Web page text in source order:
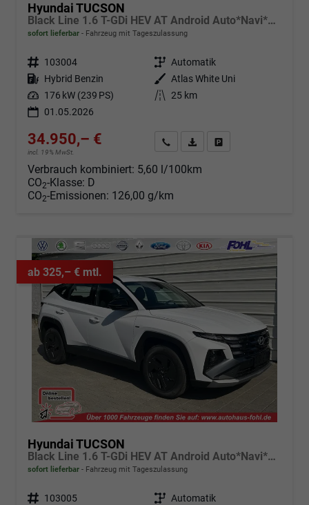
Hyundai TUCSON
Black Line 1.6 T-GDi HEV AT Android Auto*Navi*SHZ*Kamera*2Z Klimaauto*
sofort lieferbar Fahrzeug mit Tageszulassung
Fahrzeugnr. 103004 Getriebe Automatik
Kraftstoff Hybrid Benzin Außenfarbe Atlas White Uni
Leistung 176 kW (239 PS) Kilometerstand 25 km
01.05.2026
34.950,– €
incl. 19% MwSt.
Angebot anfordern
Fahrzeugexpose (PDF)
Verbrauch kombiniert: 5,60 l/100km
CO2-Klasse: D
CO2-Emissionen: 126,00 g/km
ab 325,– € mtl.
Hyundai TUCSON
Black Line 1.6 T-GDi HEV AT Android Auto*Navi*SHZ*Kamera*2Z Klimaauto*
sofort lieferbar Fahrzeug mit Tageszulassung
Fahrzeugnr. 103005 Getriebe Automatik